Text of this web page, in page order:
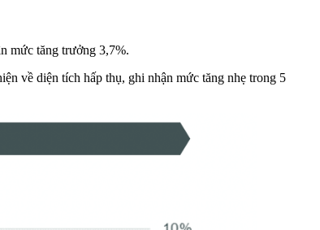
mức tăng trưởng 3,7%.
về diện tích hấp thụ, ghi nhận mức tăng nhẹ trong 5